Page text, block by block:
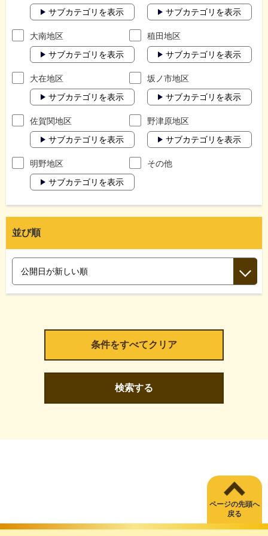
サブカテゴリを表示
サブカテゴリを表示
大南地区
サブカテゴリを表示
稙田地区
サブカテゴリを表示
大在地区
サブカテゴリを表示
坂ノ市地区
サブカテゴリを表示
佐賀関地区
サブカテゴリを表示
野津原地区
サブカテゴリを表示
明野地区
サブカテゴリを表示
その他
並び順
検索する
ページの先頭へ
戻る